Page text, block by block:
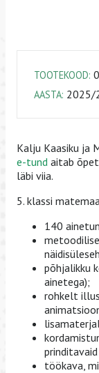
TOOTEKOOD:
AASTA: 2025/
Kalju Kaasiku ja
e-tund aitab
läbi viia.
5. klassi
140
põhjalikku
ainetega);
rohkelt
töökava,